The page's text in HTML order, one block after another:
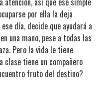
por ella la deja
día, decide que ayudará a
una mano, pese a todas las
Pero la vida le tiene
clase tiene un compañero
fruto del destino?